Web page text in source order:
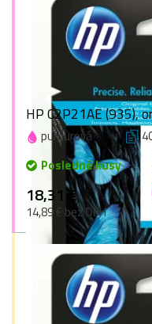
HP C2P21AE (935),
purpurová
Posledné kusy
18,31 €
14,89 € bez DPH